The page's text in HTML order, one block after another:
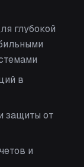
глубокой
в
защиты от
и